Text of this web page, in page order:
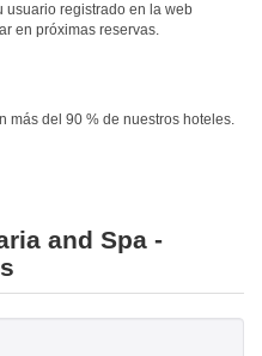
usuario registrado en la web
en próximas reservas.
más del 90 % de nuestros hoteles.
and Spa -